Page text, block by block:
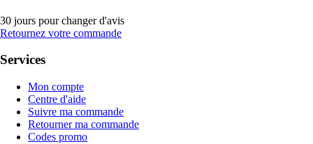
30 jours pour changer d'avis
Retournez votre commande
Services
Mon compte
Centre d'aide
Suivre ma commande
Retourner ma commande
Codes promo